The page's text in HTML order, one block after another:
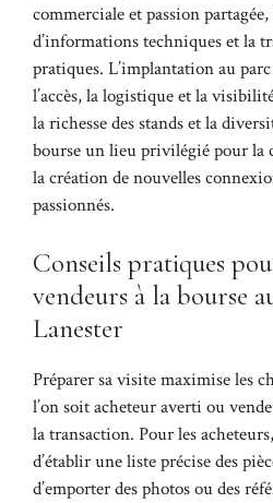
commerciale et passion
d’informations techniques et la
pratiques. L’implantation au
l’accès, la logistique et la
la richesse des stands et la
bourse un lieu privilégié pour la
la création de nouvelles
passionnés.
Conseils pratiques
vendeurs à la bourse
Lanester
Préparer sa visite maximise les
l’on soit acheteur averti ou
la transaction. Pour les
d’établir une liste précise des
d’emporter des photos ou des